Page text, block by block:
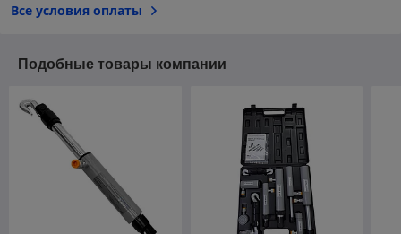
Все условия оплаты
Подобные товары компании